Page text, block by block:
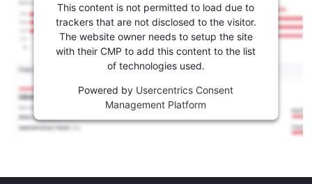
This content is not permitted to load due to
trackers that are not disclosed to the visitor.
The website owner needs to setup the site
with their CMP to add this content to the list
of technologies used.
Powered by Usercentrics Consent
Management Platform